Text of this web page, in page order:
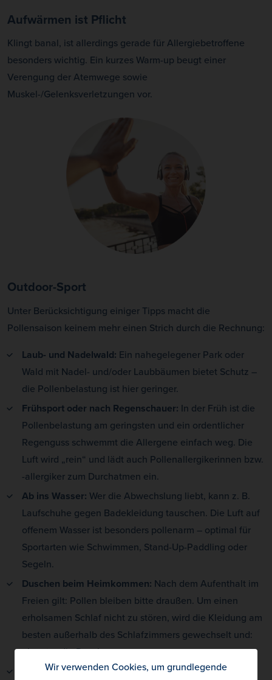
Aufwärmen ist Pflicht
Klingt banal, ist allerdings gerade für Allergiebetroffene
besonders wichtig. Ein kurzes Warm-up beugt einer
Verengung der Atemwege sowie
Muskel-/Gelenksverletzungen vor.
Outdoor-Sport
Unter Berücksichtigung einiger Tipps macht die
Pollensaison keinem mehr einen Strich durch die Rechnung:
Laub- und Nadelwald: Ein nahegelegener Park oder
Wald mit Nadel- und/oder Laubbäumen bietet Schutz –
die Pollenbelastung ist hier geringer.
Frühsport oder nach Regenschauer: In der Früh ist die
Pollenbelastung am geringsten und ein ordentlicher
Regenguss schwemmt die Allergene einfach weg. Die
Luft wird „rein“ und lädt auch Pollenallergikerinnen bzw.
-allergiker zum Durchatmen ein.
Ab ins Wasser: Wer die Abwechslung liebt, kann z. B.
Laufschuhe gegen Badekleidung tauschen. Die Luft auf
offenem Wasser ist besonders pollenarm – optimal für
Sportarten wie Schwimmen, Stand-Up-Paddling oder
Segeln.
Duschen beim Heimkommen: Nach dem Aufenthalt im
Freien gilt: Pollen bleiben bitte draußen. Um einen
erholsamen Schlaf nicht zu stören, wird die Kleidung am
besten außerhalb des Schlafzimmers gewechselt und:
ab unter die Dusche.
Pollenflugkalender befragen: Wer weiß, wann und wo
Wir verwenden Cookies, um grundlegende